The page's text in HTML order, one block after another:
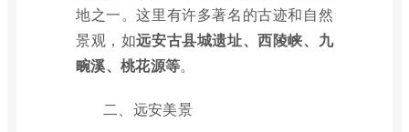
地之一。这里有许多著名的古迹和自然
景观，如远安古县城遗址、西陵峡、九
畹溪、桃花源等。
二、远安美景